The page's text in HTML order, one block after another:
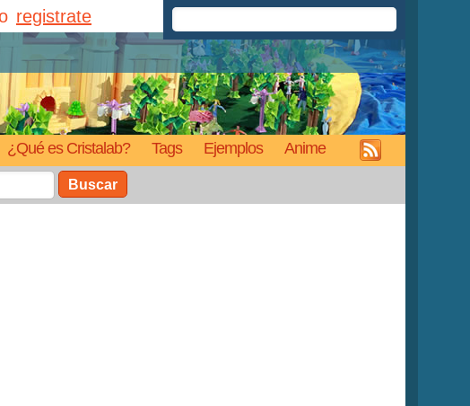
¿Qué es Cristalab? Tags Ejemplos Anime
registrate
Buscar